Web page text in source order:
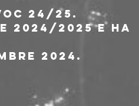
24/25.
2025 e ha
2024.